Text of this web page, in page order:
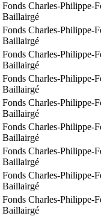
Fonds Charles-Philippe-
Baillairgé
Fonds Charles-Philippe-
Baillairgé
Fonds Charles-Philippe-
Baillairgé
Fonds Charles-Philippe-
Baillairgé
Fonds Charles-Philippe-
Baillairgé
Fonds Charles-Philippe-
Baillairgé
Fonds Charles-Philippe-
Baillairgé
Fonds Charles-Philippe-
Baillairgé
Fonds Charles-Philippe-
Baillairgé